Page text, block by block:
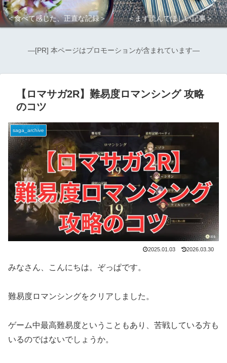
＜食べて感じた、正直な記録＞ ＜まず読んでほしい記事＞
―[PR] 本ページはプロモーションが含まれています―
【ロマサガ2R】難易度ロマンシング 攻略
のコツ
saga_archive
2025.01.03 2026.03.30
みなさん、こんにちは。ぞっぱです。
難易度ロマンシングをクリアしました。
ゲーム中最高難易度ということもあり、苦戦している方も
いるのではないでしょうか。